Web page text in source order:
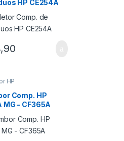
HP CE254A
HP
Comp. HP
MG – CF365A